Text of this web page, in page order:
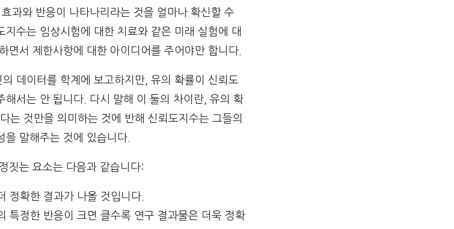
과와 반응이 나타나리라는 것을 얼마나 확신할 수
수는 임상시험에 대한 치료와 같은 미래 실험에 대
면서 제한사항에 대한 아이디어를 주어야만 합니다.
데이터를 학계에 보고하지만, 유의 확률이 신뢰도
해서는 안 됩니다. 다시 말해 이 둘의 차이란, 유의 확
는 것만을 의미하는 것에 반해 신뢰도지수는 그들의
말해주는 것에 있습니다.
짓는 요소는 다음과 같습니다:
정확한 결과가 나올 것입니다.
특정한 반응이 크면 클수록 연구 결과물은 더욱 정확